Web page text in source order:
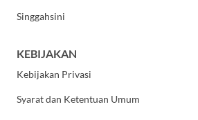
Singgahsini
KEBIJAKAN
Kebijakan Privasi
Syarat dan Ketentuan Umum